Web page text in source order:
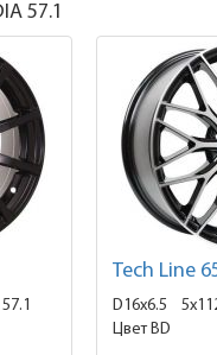
57.1
57.1
Tech Line
D16x6.5
Цвет BD